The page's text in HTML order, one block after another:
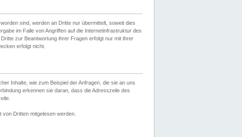
sind, werden an Dritte nur übermittelt, soweit dies
im Falle von Angriffen auf die Internetinfrastruktur des
zur Beantwortung ihrer Fragen erfolgt nur mit ihrer
erfolgt nicht.
Inhalte, wie zum Beispiel der Anfragen, die sie an uns
erkennen sie daran, dass die Adresszeile des
Dritten mitgelesen werden.